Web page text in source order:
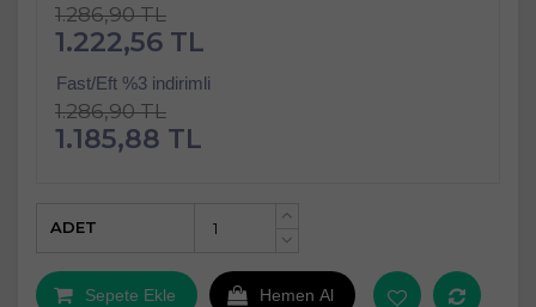
1.286,90 TL
1.222,56 TL
Fast/Eft %3 indirimli
1.286,90 TL
1.185,88 TL
+
ADET
Sepete Ekle Hemen Al